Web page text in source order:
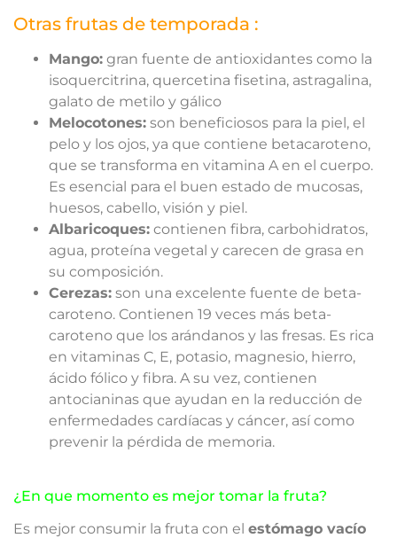
Otras frutas de temporada :
Mango: gran fuente de antioxidantes como la
isoquercitrina, quercetina fisetina, astragalina,
galato de metilo y gálico
Melocotones: son beneficiosos para la piel, el
pelo y los ojos, ya que contiene betacaroteno,
que se transforma en vitamina A en el cuerpo.
Es esencial para el buen estado de mucosas,
huesos, cabello, visión y piel.
Albaricoques: contienen fibra, carbohidratos,
agua, proteína vegetal y carecen de grasa en
su composición.
Cerezas: son una excelente fuente de beta-
caroteno. Contienen 19 veces más beta-
caroteno que los arándanos y las fresas. Es rica
en vitaminas C, E, potasio, magnesio, hierro,
ácido fólico y fibra. A su vez, contienen
antocianinas que ayudan en la reducción de
enfermedades cardíacas y cáncer, así como
prevenir la pérdida de memoria.
¿En que momento es mejor tomar la fruta?
Es mejor consumir la fruta con el estómago vacío